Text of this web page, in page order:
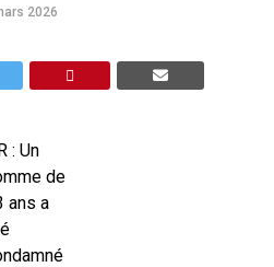
2026
: Un
de
ans a